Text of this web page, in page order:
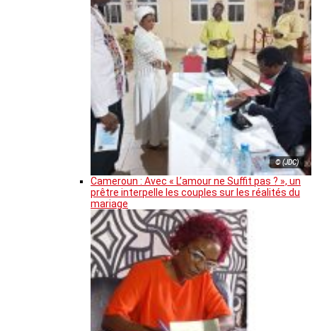
© (JDC)
Cameroun : Avec « L’amour ne Suffit pas ? », un
prêtre interpelle les couples sur les réalités du
mariage